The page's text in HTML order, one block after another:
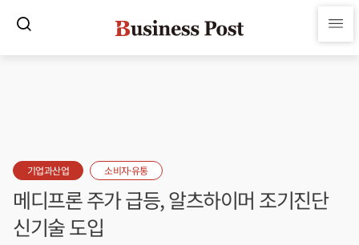
기업과산업 소비자·유통
메디프론 주가 급등, 알츠하이머 조기진단
신기술 도입